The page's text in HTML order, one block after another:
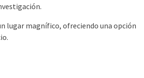
lugar magnífico, ofreciendo una opción